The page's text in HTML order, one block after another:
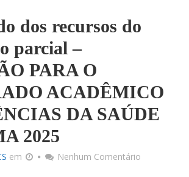
dos recursos do
parcial –
PARA O
ACADÊMICO
DA SAÚDE
2025
em Nenhum Comentário